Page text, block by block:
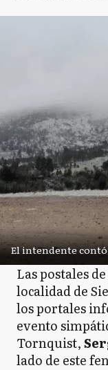
El intendente
Las postales
localidad de
los portales
evento
Tornquist,
lado de este